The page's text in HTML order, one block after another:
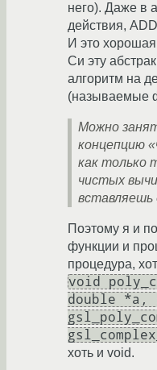
него). Даже в
действия,
И это
Си эту
алгоритм на
(называемые
Можно
концепцию
как только
чистых
вставляешь
Поэтому я и
функции и
процедура,
void
double *a,
хоть и void.